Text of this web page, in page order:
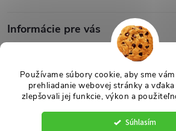
Používame súbory cookie, aby sme
prehliadanie webovej stránky a
zlepšovali jej funkcie, výkon a
Súhlasím
Informácie pre vás
cookies